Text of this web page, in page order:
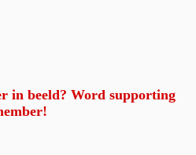
in beeld? Word supporting